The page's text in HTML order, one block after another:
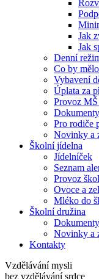
Jak
Jak
Denní
Co by
Vybavení
Úplata za
Provoz
Pro rodiče
Novinky a
Školní jídelna
Jídelníček
Seznam
Provoz
Ovoce a
Mléko do
Školní družina
Novinky a
Kontakty
Vzdělávání mysli
bez vzdělávání srdce